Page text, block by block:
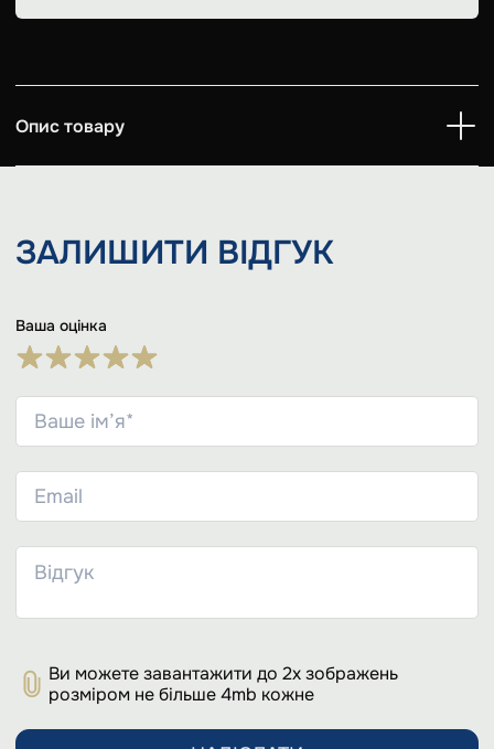
Опис товару
ЗАЛИШИТИ ВІДГУК
Ваша оцінка
Ви можете завантажити до 2х зображень
розміром не більше 4mb кожне